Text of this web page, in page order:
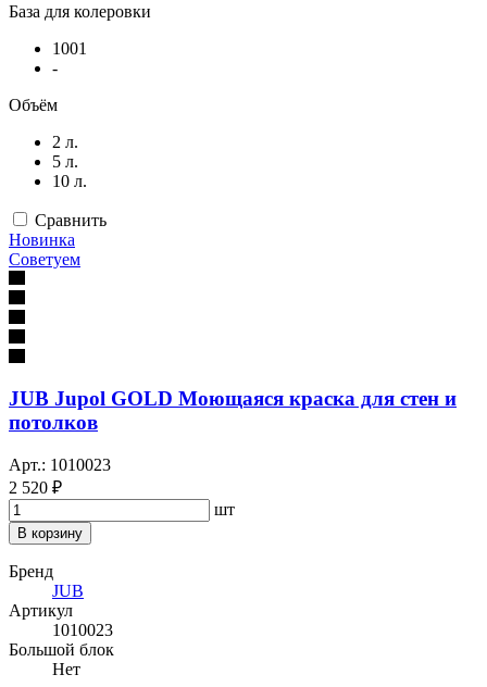
База для колеровки
1001
-
Объём
2 л.
5 л.
10 л.
Сравнить
Новинка
Советуем
JUB Jupol GOLD Моющаяся краска для стен и
потолков
Арт.: 1010023
2 520 ₽
шт
В корзину
Бренд
JUB
Артикул
1010023
Большой блок
Нет